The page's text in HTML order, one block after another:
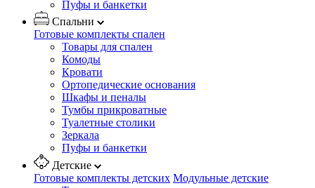
Пуфы и банкетки
Спальни
Готовые комплекты спален
Товары для спален
Комоды
Кровати
Ортопедические основания
Шкафы и пеналы
Тумбы прикроватные
Туалетные столики
Зеркала
Пуфы и банкетки
Детские
Готовые комплекты детских Модульные детские